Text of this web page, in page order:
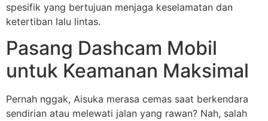
spesifik yang bertujuan menjaga keselamatan dan
ketertiban lalu lintas.
Pasang Dashcam Mobil
untuk Keamanan Maksimal
Pernah nggak, Aisuka merasa cemas saat berkendara
sendirian atau melewati jalan yang rawan? Nah, salah